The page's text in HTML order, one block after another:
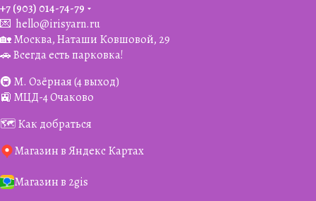
+7 (903) 014-74-79‬
💌 hello@irisyarn.ru
🏡 Москва, Наташи Ковшовой, 29
🚗 Всегда есть парковка!
🚇 М. Озёрная (4 выход)
🚉 МЦД-4 Очаково
🗺️ Как добраться
Магазин в Яндекс Картах
Магазин в 2gis